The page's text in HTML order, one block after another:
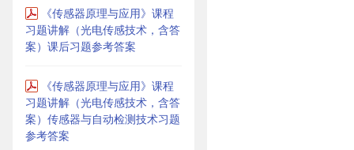
《传感器原理与应用》课程
习题讲解（光电传感技术，含答
案）课后习题参考答案
《传感器原理与应用》课程
习题讲解（光电传感技术，含答
案）传感器与自动检测技术习题
参考答案